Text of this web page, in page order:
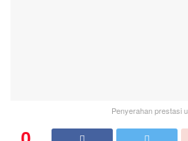
Penyerahan prestasi